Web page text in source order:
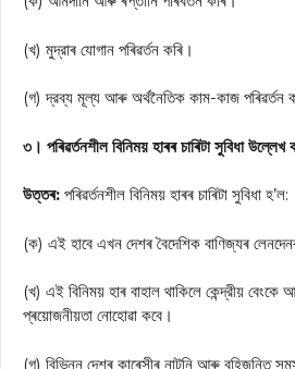
(খ) মুদ্রাৰ যোগান পৰিৱৰ্তন কৰি।
(গ) দ্রব্য মূল্য আৰু অর্থনৈতিক কাম-কাজ পৰিৱৰ্তন
৩। পৰিৱৰ্তনশীল বিনিময় হাৰৰ চাৰিটা সুবিধা উল্লেখ
উত্তৰ: পৰিৱৰ্তনশীল বিনিময় হাৰৰ চাৰিটা সুবিধা হ’ল:
(ক) এই হাবে এখন দেশৰ বৈদেশিক বাণিজ্যৰ
(খ) এই বিনিময় হাৰ বাহাল থাকিলে কেন্দ্রীয় বেংকে
প্ৰয়োজনীয়তা নোহোৱা কবে।
(গ) বিভিন্ন দেশৰ কাৰেন্সীৰ নাটনি আৰু বহিজনিত